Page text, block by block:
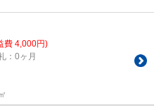
費 4,000円)
：0ヶ月